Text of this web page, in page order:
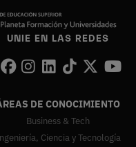
UNIE EN LAS REDES
DE CONOCIMIENTO
Business & Tech
Ciencia y Tecnología